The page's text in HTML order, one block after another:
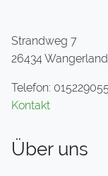
Strandweg 7
26434 Wangerland
Telefon:
Kontakt
Über uns